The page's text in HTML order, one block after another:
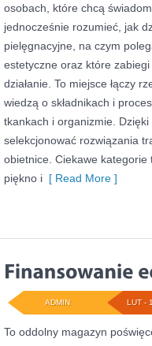
osobach, które chcą
jednocześnie rozumieć, jak
pielęgnacyjne, na czym
estetyczne oraz które
działanie. To miejsce łączy
wiedzą o składnikach i
tkankach i organizmie.
selekcjonować rozwiązania
obietnice. Ciekawe kategorie
piękno i [ Read More ]
LUT -
ADMIN
To oddolny magazyn